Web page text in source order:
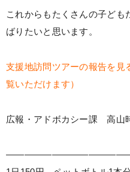
これからもたくさんの子ども
ばりたいと思います。
支援地訪問ツアーの報告を見
覧いただけます）
広報・アドボカシー課 高山